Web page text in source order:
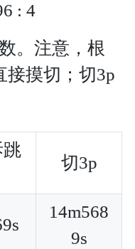
: 4
。注意，根
接摸切；切3p
跳
切3p
14m568
9s